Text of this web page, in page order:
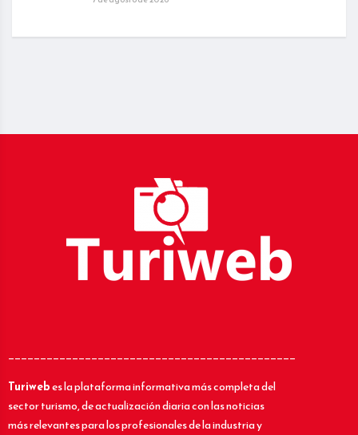
_____________________________________________
Turiwebes la plataforma informativa más completa del
sector turismo, de actualización diaria con las noticias
más relevantes para los profesionales de la industria y